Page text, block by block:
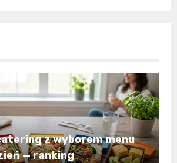
z wyborem menu
— ranking